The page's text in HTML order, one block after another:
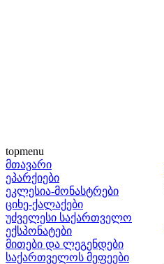
topmenu
მთავარი
ეპარქიები
ეკლესია-მონასტრები
ციხე-ქალაქები
უძველესი საქართველო
ექსპონატები
მითები და ლეგენდები
საქართველოს მეფეები